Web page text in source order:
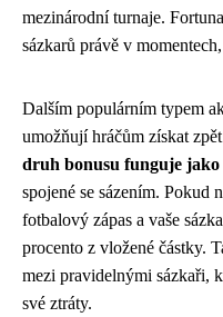
mezinárodní turnaje.
sázkarů právě v
Dalším populárním typem
umožňují hráčům získat
druh bonusu funguje
spojené se sázením. Pokud
fotbalový zápas a vaše
procento z vložené částky.
mezi pravidelnými sázkaři,
své ztráty.